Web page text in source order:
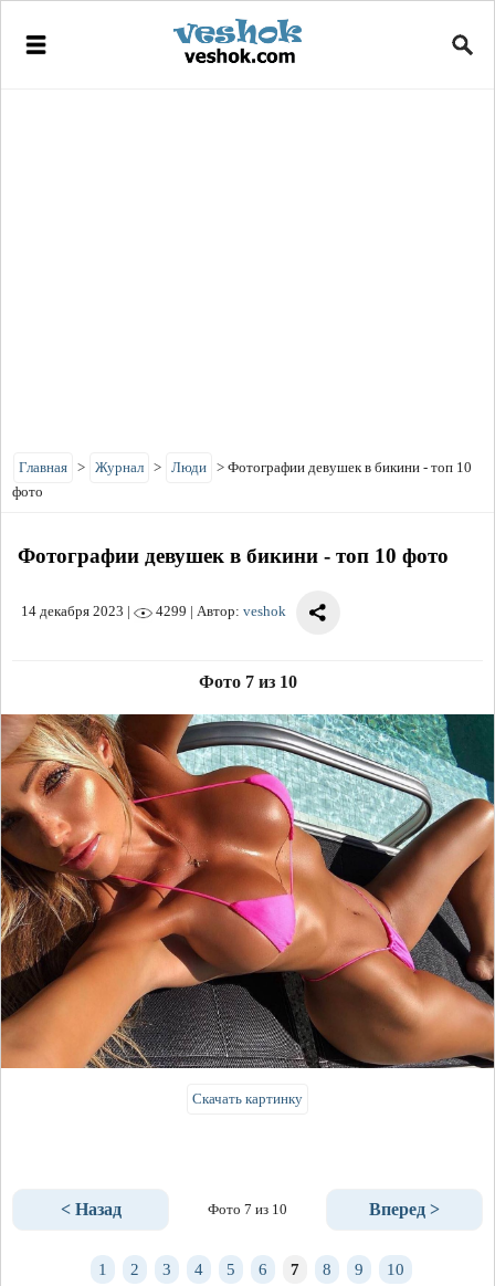
Главная > Журнал > Люди > Фотографии девушек в бикини - топ 10
фото
Фотографии девушек в бикини - топ 10 фото
14 декабря 2023 | 4299 | Автор: veshok
Фото 7 из 10
Скачать картинку
< Назад Фото 7 из 10 Вперед >
1 2 3 4 5 6 7 8 9 10